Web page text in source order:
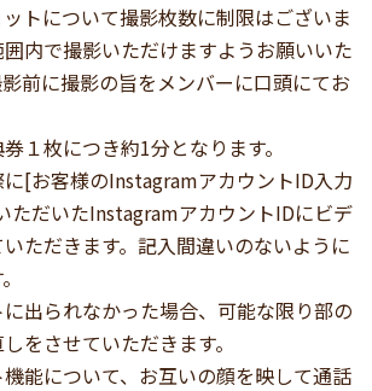
トについて撮影枚数に制限はございま
内で撮影いただけますようお願いいた
前に撮影の旨をメンバーに口頭にてお
１枚につき約1分となります。
[お客様のInstagramアカウントID入力
ただいたInstagramアカウントIDにビデ
ただきます。記入間違いのないように
出られなかった場合、可能な限り部の
をさせていただきます。
能について、お互いの顔を映して通話